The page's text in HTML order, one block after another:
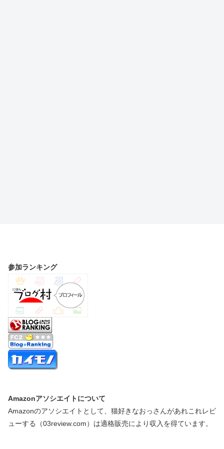
参加ランキング
Amazonアソシエイトについて
Amazonのアソシエイトとして、猫好きなおっさんがあれこれレビ
ューする（03review.com）は適格販売により収入を得ています。